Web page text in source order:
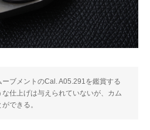
ブメントのCal. A05.291を鑑賞する
仕上げは与えられていないが、カム
できる。